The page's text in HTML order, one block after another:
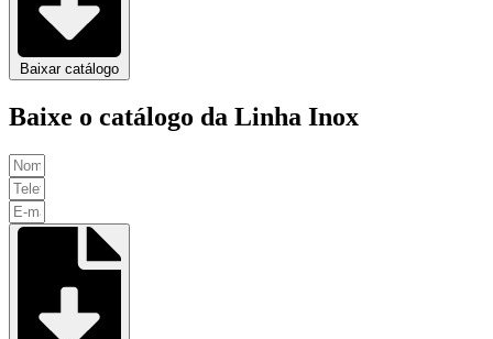
Baixar catálogo
Baixe o catálogo da Linha Inox